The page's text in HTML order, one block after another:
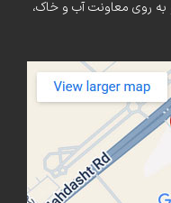
به روی معاونت آب و خاک،